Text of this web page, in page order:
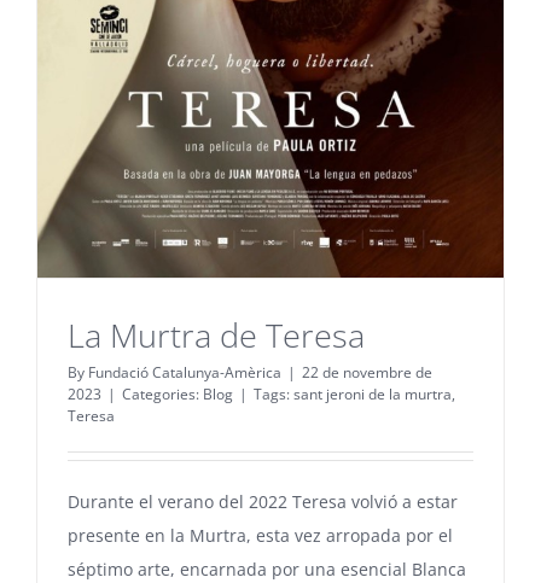
La Murtra de Teresa
By Fundació Catalunya-Amèrica | 22 de novembre de
2023 | Categories: Blog | Tags:sant jeroni de la murtra,
Teresa
Durante el verano del 2022 Teresa volvió a estar
presente en la Murtra, esta vez arropada por el
séptimo arte, encarnada por una esencial Blanca